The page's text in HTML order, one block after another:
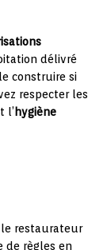
délivré
construire si
respecter les
l’hygiène
le restaurateur
de règles en